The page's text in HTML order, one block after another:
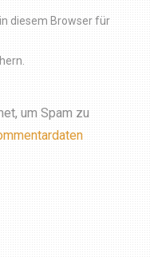
diesem Browser für
um Spam zu